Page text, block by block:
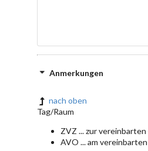
Anmerkungen
nach oben
Tag/Raum
ZVZ ... zur
AVO ... am